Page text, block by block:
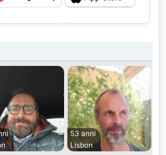
53 anni
Lisbon